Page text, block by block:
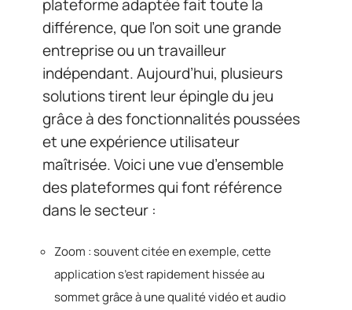
plateforme adaptée fait toute la
différence, que l’on soit une grande
entreprise ou un travailleur
indépendant. Aujourd’hui, plusieurs
solutions tirent leur épingle du jeu
grâce à des fonctionnalités poussées
et une expérience utilisateur
maîtrisée. Voici une vue d’ensemble
des plateformes qui font référence
dans le secteur :
Zoom : souvent citée en exemple, cette
application s’est rapidement hissée au
sommet grâce à une qualité vidéo et audio